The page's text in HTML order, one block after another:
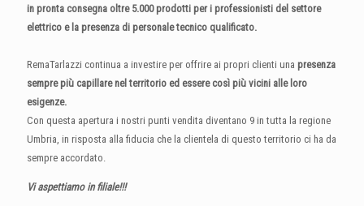
in pronta consegna oltre 5.000 prodotti per i professionisti del settore
elettrico e la presenza di personale tecnico qualificato.
RemaTarlazzi continua a investire per offrire ai propri clienti una presenza
sempre più capillare nel territorio ed essere così più vicini alle loro
esigenze.
Con questa apertura i nostri punti vendita diventano 9 in tutta la regione
Umbria, in risposta alla fiducia che la clientela di questo territorio ci ha da
sempre accordato.
Vi aspettiamo in filiale!!!